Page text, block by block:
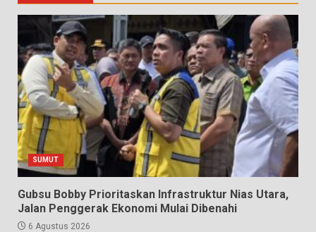
SUMUT
Gubsu Bobby Prioritaskan Infrastruktur Nias Utara,
Jalan Penggerak Ekonomi Mulai Dibenahi
6 Agustus 2026